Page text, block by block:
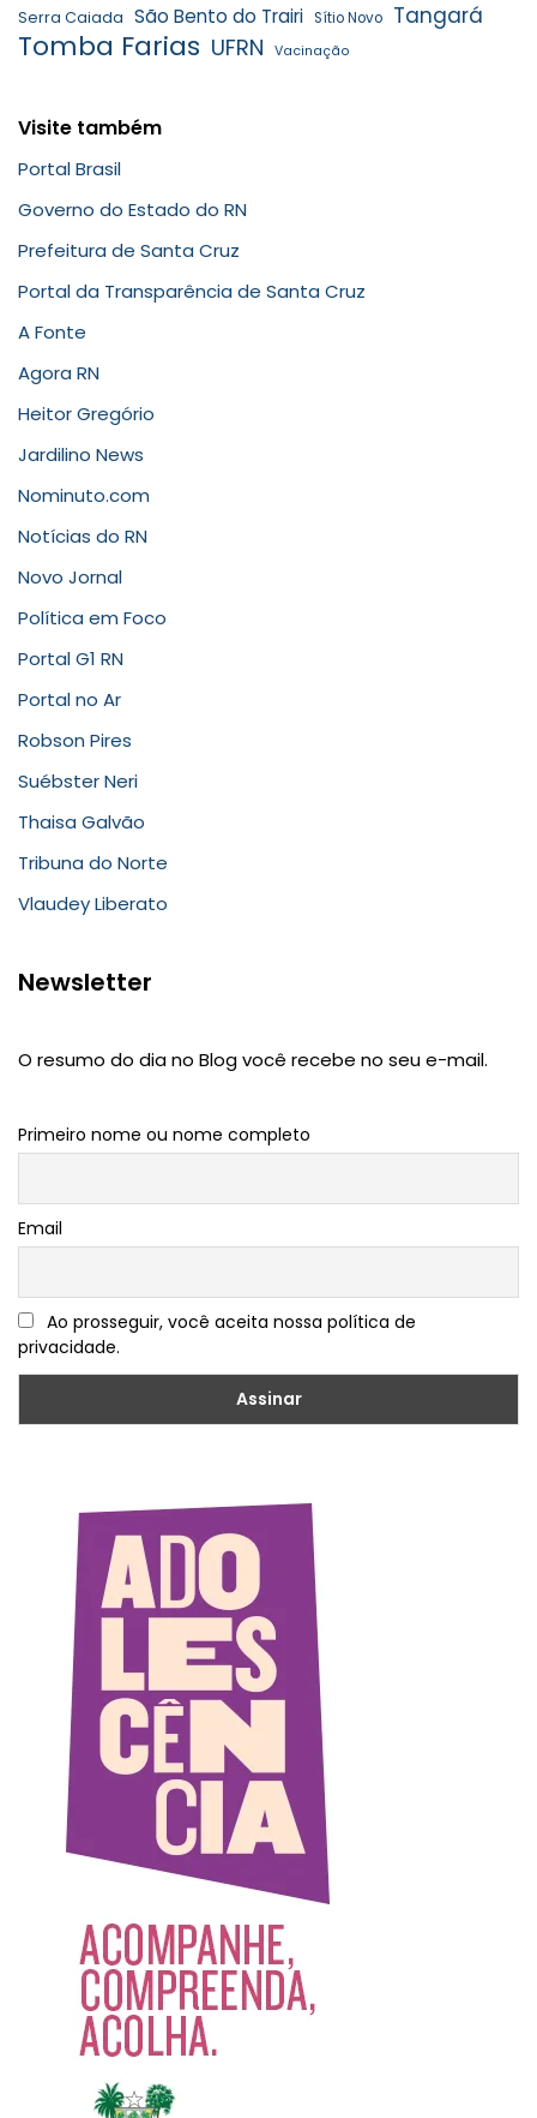
Serra Caiada São Bento do Trairi Sítio Novo Tangará
Tomba Farias UFRN Vacinação
Visite também
Portal Brasil
Governo do Estado do RN
Prefeitura de Santa Cruz
Portal da Transparência de Santa Cruz
A Fonte
Agora RN
Heitor Gregório
Jardilino News
Nominuto.com
Notícias do RN
Novo Jornal
Política em Foco
Portal G1 RN
Portal no Ar
Robson Pires
Suébster Neri
Thaisa Galvão
Tribuna do Norte
Vlaudey Liberato
Newsletter
O resumo do dia no Blog você recebe no seu e-mail.
Primeiro nome ou nome completo
Email
Ao prosseguir, você aceita nossa política de
privacidade.